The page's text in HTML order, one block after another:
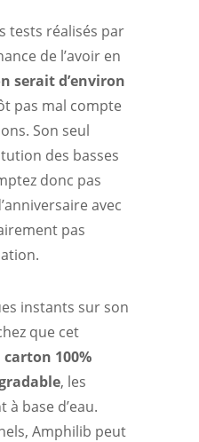
tests réalisés par
de l’avoir en
serait d’environ
pas mal compte
Son seul
des basses
donc pas
avec
pas
instants sur son
que cet
carton 100%
, les
base d’eau.
Amphilib peut